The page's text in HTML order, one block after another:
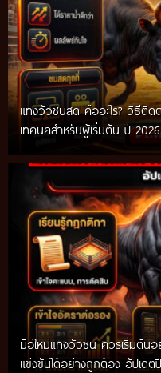
แทงวัวชนสด คืออะไร? วิธีติด
เทคนิคสำหรับผู้เริ่มต้น ปี 2026
มือใหม่แทงวัวชน ควรเริ่มต้นอ
แข่งขันได้อย่างถูกต้อง อัปเดต